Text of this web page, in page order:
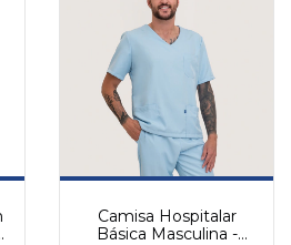
Camisa Hospitalar
Básica Masculina -